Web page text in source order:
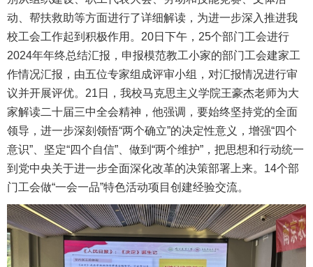
动、帮扶救助等方面进行了详细解读，为进一步深入推进我
校工会工作起到积极作用。20日下午，25个部门工会进行
2024年年终总结汇报，申报模范教工小家的部门工会建家工
作情况汇报，由五位专家组成评审小组，对汇报情况进行审
议并开展评优。21日，我校马克思主义学院王豪杰老师为大
家解读二十届三中全会精神，他强调，要始终坚持党的全面
领导，进一步深刻领悟“两个确立”的决定性意义，增强“四个
意识”、坚定“四个自信”、做到“两个维护”，把思想和行动统一
到党中央关于进一步全面深化改革的决策部署上来。14个部
门工会做“一会一品”特色活动项目创建经验交流。